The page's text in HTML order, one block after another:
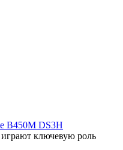
B450M DS3H
ключевую роль